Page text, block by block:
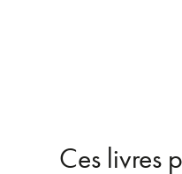
Ces livres